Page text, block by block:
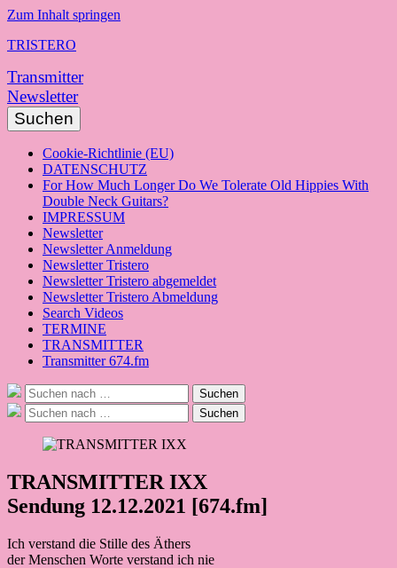
Zum Inhalt springen
TRISTERO
Transmitter
Newsletter
Suchen
Cookie-Richtlinie (EU)
DATENSCHUTZ
For How Much Longer Do We Tolerate Old Hippies With
Double Neck Guitars?
IMPRESSUM
Newsletter
Newsletter Anmeldung
Newsletter Tristero
Newsletter Tristero abgemeldet
Newsletter Tristero Abmeldung
Search Videos
TERMINE
TRANSMITTER
Transmitter 674.fm
Suche
nach:
Suchen
Suche
nach:
Suchen
TRANSMITTER IXX
Sendung 12.12.2021 [674.fm]
Ich verstand die Stille des Äthers
der Menschen Worte verstand ich nie